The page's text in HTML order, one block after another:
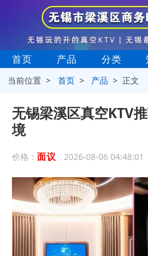
首页 产品 分类
当前位置 >首页 > 产品 > 正文
无锡梁溪区真空KTV
境
价格： 面议 2026-08-06